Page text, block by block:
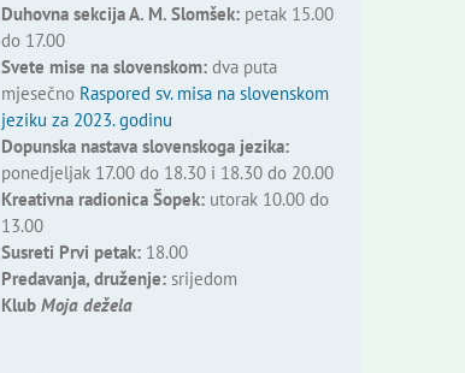
Duhovna sekcija A. M. Slomšek:petak 15.00
do 17.00
Svete mise na slovenskom:dva puta
mjesečno Raspored sv. misa na slovenskom
jeziku za 2023. godinu
Dopunska nastava slovenskoga jezika:
ponedjeljak 17.00 do 18.30 i 18.30 do 20.00
Kreativna radionica Šopek:utorak 10.00 do
13.00
Susreti Prvi petak:18.00
Predavanja, druženje:srijedom
Klub Moja dežela